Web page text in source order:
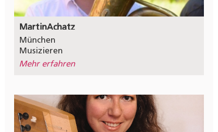
MartinAchatz
München
Musizieren
Mehr erfahren